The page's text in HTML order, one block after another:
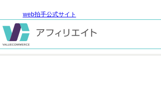
web拍手公式サイト